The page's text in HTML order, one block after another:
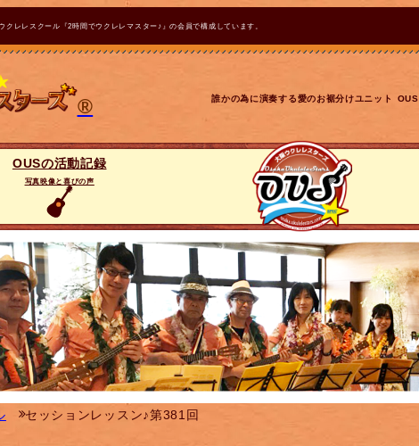
クレレスクール『2時間でウクレレマスター♪』の会員で構成しています。
® 誰かの為に演奏する愛のお裾分けユニット OUS
OUSの活動記録
写真映像と喜びの声
セッションレッスン♪第381回